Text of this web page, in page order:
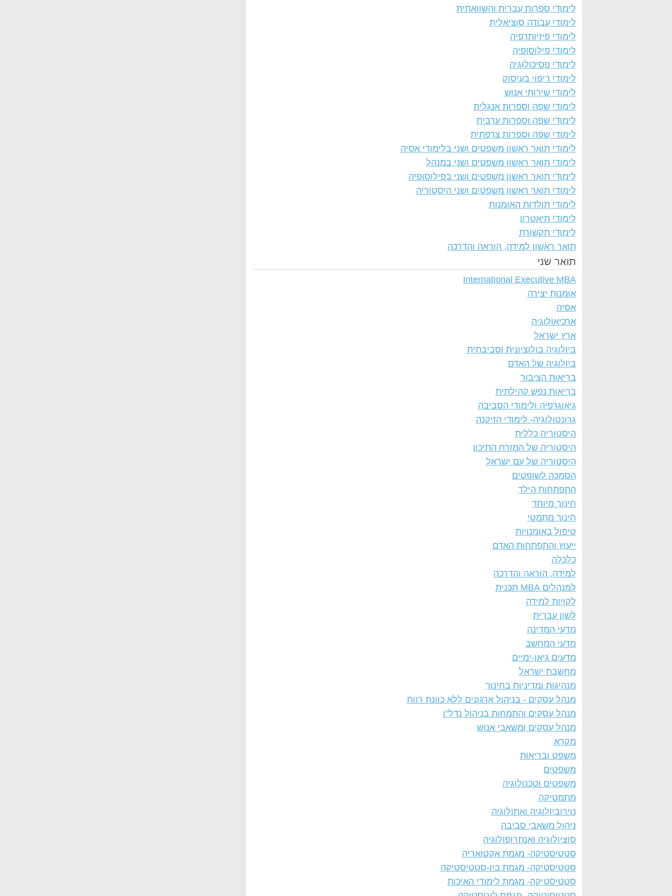
לימודי ספרות עברית והשוואתית
לימודי עבודה סוציאלית
לימודי פיזיותרפיה
לימודי פילוסופיה
לימודי פסיכולוגיה
לימודי ריפוי בעיסוק
לימודי שירותי אנוש
לימודי שפה וספרות אנגלית
לימודי שפה וספרות ערבית
לימודי שפה וספרות צרפתית
לימודי תואר ראשון משפטים ושני בלימודי אסיה
לימודי תואר ראשון משפטים ושני במנהל
לימודי תואר ראשון משפטים ושני בפילוסופיה
לימודי תואר ראשון משפטים ושני היסטוריה
לימודי תולדות האומנות
לימודי תיאטרון
לימודי תקשורת
תואר ראשון למידה, הוראה והדרכה
תואר שני
International Executive MBA
אומנות יצירה
אסיה
ארכיאולוגיה
ארץ ישראל
ביולוגיה בולוציונית וסביבתית
ביולוגיה של האדם
בריאות הציבור
בריאות נפש קהילתית
גיאוגרפיה ולימודי הסביבה
גרונטולוגיה- לימודי הזיקנה
היסטוריה כללית
היסטוריה של המזרח התיכון
היסטוריה של עם ישראל
הסמכה לשופטים
התפתחות הילד
חינוך מיוחד
חינוך מתמטי
טיפול באומנויות
ייעוץ והתפתחות האדם
כלכלה
למידה, הוראה והדרכה
למנהלים MBA תכנית
לקויות למידה
לשון עברית
מדעי המדינה
מדעי המחשב
מדעים גיאו-ימיים
מחשבת ישראל
מנהיגות ומדיניות בחינוך
מנהל עסקים - בניהול ארגונים ללא כוונת רווח
מנהל עסקים והתמחות בניהול נדל"ן
מנהל עסקים ומשאבי אנוש
מקרא
משפט ובריאות
משפטים
משפטים וטכנולוגיה
מתמטיקה
נוירוביולוגיה ואתולוגיה
ניהול משאבי סביבה
סוציולוגיה ואנתרופולוגיה
סטטיסטיקה- מגמת אקטואריה
סטטיסטיקה- מגמת ביו-סטטיסטיקה
סטטיסטיקה- מגמת לימודי האיכות